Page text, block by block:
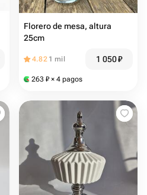
Florero de mesa, altura
25cm
4.82 1 mil 1 050₽
263 ₽ × 4 pagos